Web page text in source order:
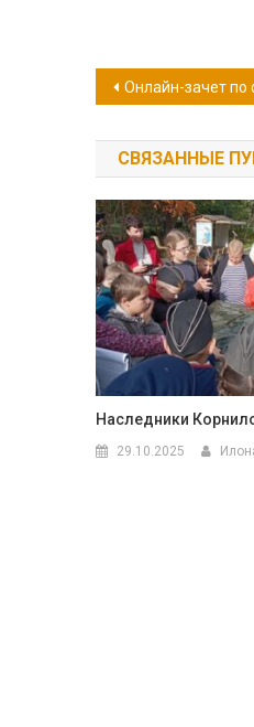
по
записям
Онлайн-зачет по финансовой
СВЯЗАННЫЕ
Наследники
29.10.2025